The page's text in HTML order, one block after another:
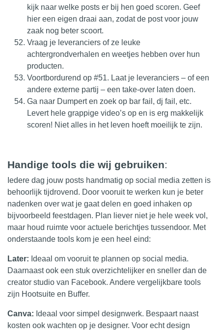
kijk naar welke posts er bij hen goed scoren. Geef
hier een eigen draai aan, zodat de post voor jouw
zaak nog beter scoort.
Vraag je leveranciers of ze leuke
achtergrondverhalen en weetjes hebben over hun
producten.
Voortbordurend op #51. Laat je leveranciers – of een
andere externe partij – een take-over laten doen.
Ga naar Dumpert en zoek op bar fail, dj fail, etc.
Levert hele grappige video’s op en is erg makkelijk
scoren! Niet alles in het leven hoeft moeilijk te zijn.
Handige tools die wij gebruiken:
Iedere dag jouw posts handmatig op social media zetten is
behoorlijk tijdrovend. Door vooruit te werken kun je beter
nadenken over wat je gaat delen en goed inhaken op
bijvoorbeeld feestdagen. Plan liever niet je hele week vol,
maar houd ruimte voor actuele berichtjes tussendoor. Met
onderstaande tools kom je een heel eind:
Later: Ideaal om vooruit te plannen op social media.
Daarnaast ook een stuk overzichtelijker en sneller dan de
creator studio van Facebook. Andere vergelijkbare tools
zijn Hootsuite en Buffer.
Canva: Ideaal voor simpel designwerk. Bespaart naast
kosten ook wachten op je designer. Voor echt design